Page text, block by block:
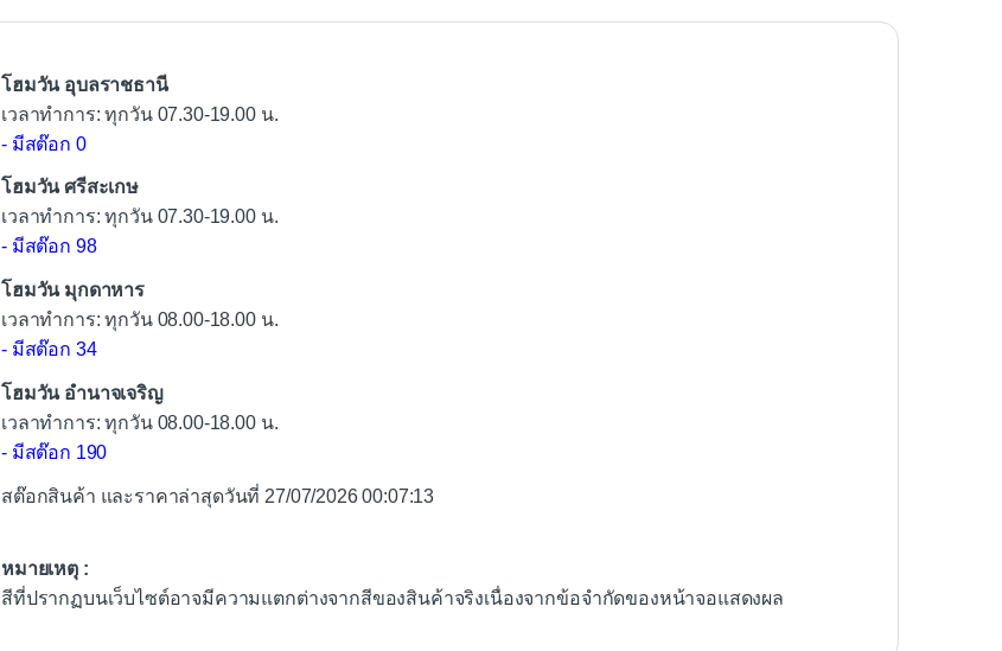
o
โฮมวัน อุบลราชธานี
เวลาทำการ: ทุกวัน 07.30-19.00 น.
- มีสต๊อก 0
โฮมวัน ศรีสะเกษ
เวลาทำการ: ทุกวัน 07.30-19.00 น.
- มีสต๊อก 98
โฮมวัน มุกดาหาร
เวลาทำการ: ทุกวัน 08.00-18.00 น.
- มีสต๊อก 34
โฮมวัน อำนาจเจริญ
เวลาทำการ: ทุกวัน 08.00-18.00 น.
- มีสต๊อก 190
สต๊อกสินค้า และราคาล่าสุดวันที่ 27/07/2026 00:07:13
หมายเหตุ :
สีที่ปรากฏบนเว็บไซต์อาจมีความแตกต่างจากสีของสินค้าจริงเนื่องจากข้อจำกัดของหน้าจอแสดงผล